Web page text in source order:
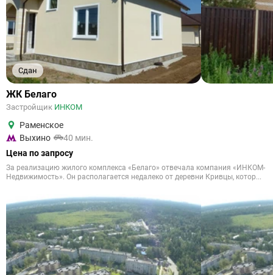
Сдан
ЖК Белаго
Застройщик ИНКОМ
Раменское
Выхино
40 мин.
Цена по запросу
За реализацию жилого комплекса «Белаго» отвечала компания «ИНКОМ-
Недвижимость». Он располагается недалеко от деревни Кривцы, котор...